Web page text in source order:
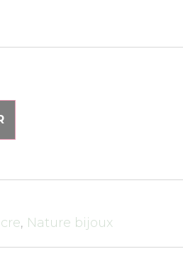
, Nature bijoux